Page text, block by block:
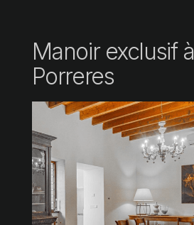
Manoir exclusif à
Porreres